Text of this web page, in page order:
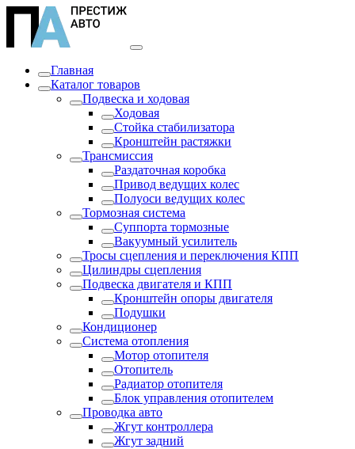
Главная
Каталог товаров
Подвеска и ходовая
Ходовая
Стойка стабилизатора
Кронштейн растяжки
Трансмиссия
Раздаточная коробка
Привод ведущих колес
Полуоси ведущих колес
Тормозная система
Суппорта тормозные
Вакуумный усилитель
Тросы сцепления и переключения КПП
Цилиндры сцепления
Подвеска двигателя и КПП
Кронштейн опоры двигателя
Подушки
Кондиционер
Система отопления
Мотор отопителя
Отопитель
Радиатор отопителя
Блок управления отопителем
Проводка авто
Жгут контроллера
Жгут задний